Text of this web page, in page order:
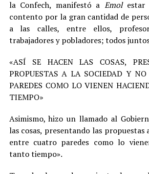
la Confech, manifestó a Emolestar
contento por la gran cantidad de
a las calles, entre ellos,
trabajadores y pobladores; todos
«ASÍ SE HACEN LAS COSAS,
PROPUESTAS A LA SOCIEDAD Y NO
PAREDES COMO LO VIENEN
TIEMPO»
Asimismo, hizo un llamado al
las cosas, presentando las propuestas
entre cuatro paredes como lo
tanto tiempo».